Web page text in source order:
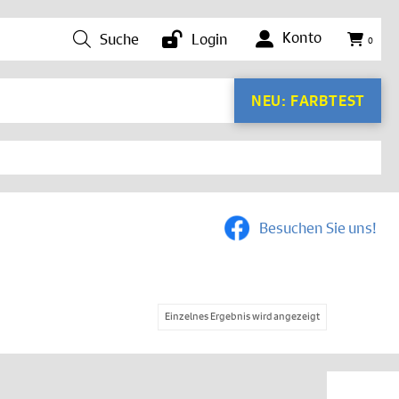
Suche Login Konto 0
NEU: FARBTEST
Besuchen Sie uns!
Einzelnes Ergebnis wird angezeigt